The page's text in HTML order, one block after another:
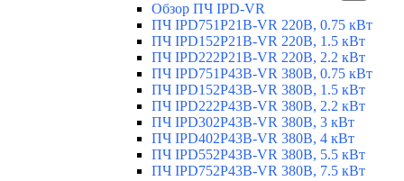
Обзор ПЧ IPD-VR
ПЧ IPD751P21B-VR 220В, 0.75 кВт
ПЧ IPD152P21B-VR 220В, 1.5 кВт
ПЧ IPD222P21B-VR 220В, 2.2 кВт
ПЧ IPD751P43B-VR 380В, 0.75 кВт
ПЧ IPD152P43B-VR 380В, 1.5 кВт
ПЧ IPD222P43B-VR 380В, 2.2 кВт
ПЧ IPD302P43B-VR 380В, 3 кВт
ПЧ IPD402P43B-VR 380В, 4 кВт
ПЧ IPD552P43B-VR 380В, 5.5 кВт
ПЧ IPD752P43B-VR 380В, 7.5 кВт